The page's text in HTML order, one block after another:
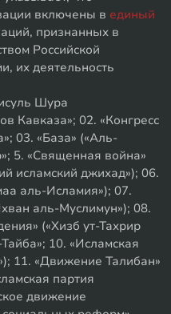
включены в единый
признанных в
Российской
их деятельность
Шура
Кавказа»; 02. «Конгресс
03. «База» («Аль-
5. «Священная война»
исламский джихад»); 06.
аль-Исламия»); 07.
аль-Муслимун»); 08.
(«Хизб ут-Тахрир
10. «Исламская
11. «Движение Талибан»
партия
движение